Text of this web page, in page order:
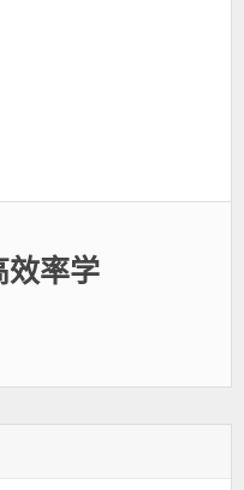
效率学